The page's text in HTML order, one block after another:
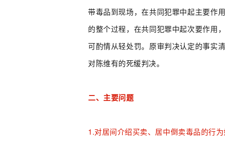
带毒品到现场，在共同犯罪中起主要作
的整个过程，在共同犯罪中起次要作用
可酌情从轻处罚。原审判决认定的事实
对陈维有的死缓判决。
二、主要问题
1.对居间介绍买卖、居中倒卖毒品的行